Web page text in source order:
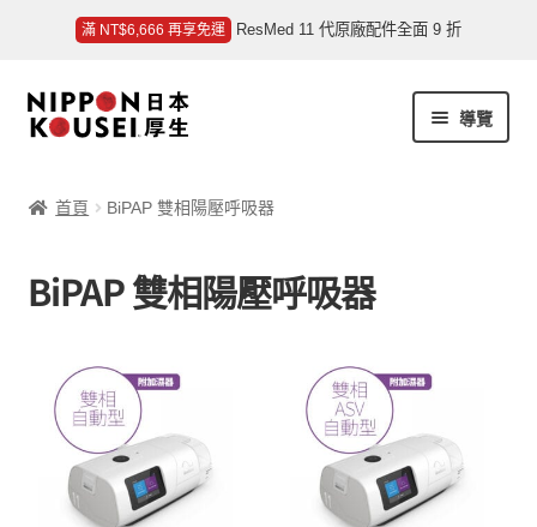
滿 NT$6,666 再享免運 ResMed 11 代原廠配件全面 9 折
跳
至
覽
跳
至
要
導覽
客戶服務
首頁 BiPAP 雙相陽壓呼吸器
BiPAP 雙相陽壓呼吸器